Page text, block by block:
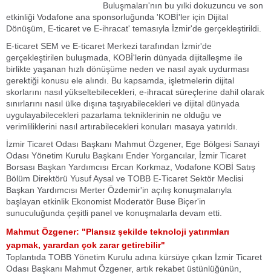
Buluşmaları'nın bu yılki dokuzuncu ve son
etkinliği Vodafone ana sponsorluğunda 'KOBİ'ler için Dijital
Dönüşüm, E-ticaret ve E-ihracat' temasıyla İzmir'de gerçekleştirildi.
E-ticaret SEM ve E-ticaret Merkezi tarafından İzmir'de
gerçekleştirilen buluşmada, KOBİ'lerin dünyada dijitalleşme ile
birlikte yaşanan hızlı dönüşüme neden ve nasıl ayak uydurması
gerektiği konusu ele alındı. Bu kapsamda, işletmelerin dijital
skorlarını nasıl yükseltebilecekleri, e-ihracat süreçlerine dahil olarak
sınırlarını nasıl ülke dışına taşıyabilecekleri ve dijital dünyada
uygulayabilecekleri pazarlama tekniklerinin ne olduğu ve
verimliliklerini nasıl artırabilecekleri konuları masaya yatırıldı.
İzmir Ticaret Odası Başkanı Mahmut Özgener, Ege Bölgesi Sanayi
Odası Yönetim Kurulu Başkanı Ender Yorgancılar, İzmir Ticaret
Borsası Başkan Yardımcısı Ercan Korkmaz, Vodafone KOBİ Satış
Bölüm Direktörü Yusuf Aysal ve TOBB E-Ticaret Sektör Meclisi
Başkan Yardımcısı Merter Özdemir'in açılış konuşmalarıyla
başlayan etkinlik Ekonomist Moderatör Buse Biçer'in
sunuculuğunda çeşitli panel ve konuşmalarla devam etti.
Mahmut Özgener: "Plansız şekilde teknoloji yatırımları
yapmak, yarardan çok zarar getirebilir"
Toplantıda TOBB Yönetim Kurulu adına kürsüye çıkan İzmir Ticaret
Odası Başkanı Mahmut Özgener, artık rekabet üstünlüğünün,